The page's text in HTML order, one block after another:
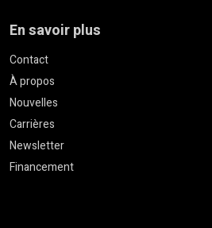
En savoir plus
Contact
À propos
Nouvelles
Carrières
Newsletter
Financement